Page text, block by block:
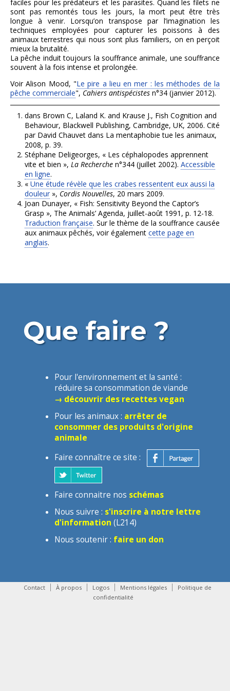
faciles pour les prédateurs et les parasites. Quand les filets ne
sont pas remontés tous les jours, la mort peut être très
longue à venir. Lorsqu’on transpose par l’imagination les
techniques employées pour capturer les poissons à des
animaux terrestres qui nous sont plus familiers, on en perçoit
mieux la brutalité.
La pêche induit toujours la souffrance animale, une souffrance
souvent à la fois intense et prolongée.
Voir Alison Mood, "Le pire a lieu en mer : les méthodes de la
pêche commerciale", Cahiers antispécistes n°34 (janvier 2012).
dans Brown C, Laland K. and Krause J., Fish Cognition and
Behaviour, Blackwell Publishing, Cambridge, UK, 2006. Cité
par David Chauvet dans La mentaphobie tue les animaux,
2008, p. 39.
Stéphane Deligeorges, « Les céphalopodes apprennent
vite et bien », La Recherche n°344 (juillet 2002). Accessible
en ligne.
« Une étude révèle que les crabes ressentent eux aussi la
douleur », Cordis Nouvelles, 20 mars 2009.
Joan Dunayer, « Fish: Sensitivity Beyond the Captor’s
Grasp », The Animals’ Agenda, juillet-août 1991, p. 12-18.
Traduction française. Sur le thème de la souffrance causée
aux animaux pêchés, voir également cette page en
anglais.
Que faire ?
Pour l'environnement et la santé :
réduire sa consommation de viande
→ découvrir des recettes vegan
Pour les animaux : arrêter de
consommer des produits d'origine
animale
Faire connaître ce site :
Faire connaitre nos schémas
Nous suivre : s'inscrire à notre lettre
d'information (L214)
Nous soutenir : faire un don
Contact À propos Logos Mentions légales
Politique de
confidentialité